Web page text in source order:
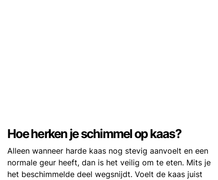
Hoe herken je schimmel op kaas?
Alleen wanneer harde kaas nog stevig aanvoelt en een
normale geur heeft, dan is het veilig om te eten. Mits je
het beschimmelde deel wegsnijdt. Voelt de kaas juist